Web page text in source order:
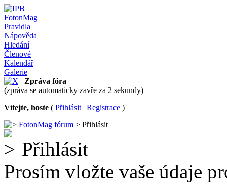
FotonMag
Pravidla
Nápověda
Hledání
Členové
Kalendář
Galerie
Zpráva fóra
(zpráva se automaticky zavře za 2 sekundy)
Vítejte, hoste ( Přihlásit | Registrace )
FotonMag fórum > Přihlásit
Přihlásit
Prosím vložte vaše údaje